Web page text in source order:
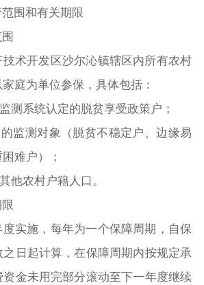
围和有关期限
术开发区沙尔沁镇辖区内所有农村
庭为单位参保，具体包括：
测系统认定的脱贫享受政策户；
监测对象（脱贫不稳定户、边缘易
难户）；
他农村户籍人口。
度实施，每年为一个保障周期，自保
日起计算，在保障周期内按规定承
金未用完部分滚动至下一年度继续